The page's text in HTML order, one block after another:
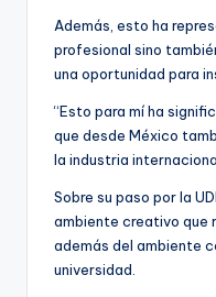
Además, esto ha
profesional sino
una oportunidad para
“Esto para mí ha
que desde México
la industria
Sobre su paso por la
ambiente creativo que
además del ambiente
universidad.